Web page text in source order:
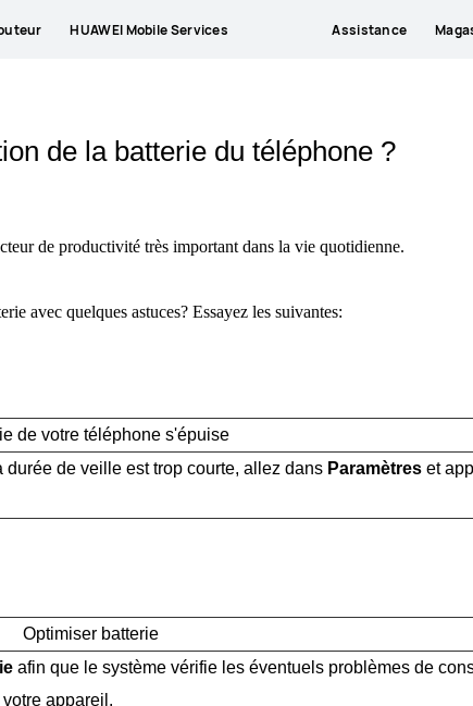
HUAWEI Mobile Services Assistance
de la batterie du téléphone ?
de productivité très important dans la vie quotidienne.
avec quelques astuces? Essayez les suivantes:
de votre téléphone s'épuise
de veille est trop courte, allez dans Paramètreset
Optimiser batterie
afin que le système vérifie les éventuels problèmes de
appareil.